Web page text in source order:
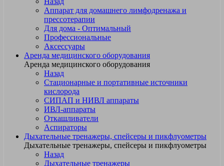
Аппарат для домашнего лимфодренажа и
прессотерапии
Для дома - Оптимальный
Профессиональные
Аксессуары
Аренда медицинского оборудования
Аренда медицинского оборудования
Назад
Стационарные и портативные источники
кислорода
СИПАП и НИВЛ аппараты
ИВЛ-аппараты
Откашливатели
Аспираторы
Дыхательные тренажеры, спейсеры и пикфлуометры
Дыхательные тренажеры, спейсеры и пикфлуометры
Назад
Дыхательные тренажеры